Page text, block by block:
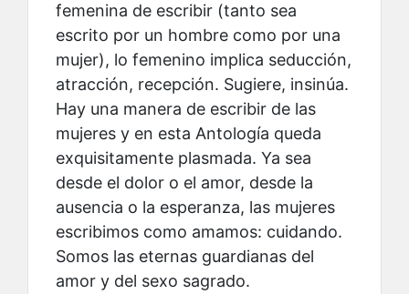
femenina de escribir (tanto sea
escrito por un hombre como por una
mujer), lo femenino implica seducción,
atracción, recepción. Sugiere, insinúa.
Hay una manera de escribir de las
mujeres y en esta Antología queda
exquisitamente plasmada. Ya sea
desde el dolor o el amor, desde la
ausencia o la esperanza, las mujeres
escribimos como amamos: cuidando.
Somos las eternas guardianas del
amor y del sexo sagrado.